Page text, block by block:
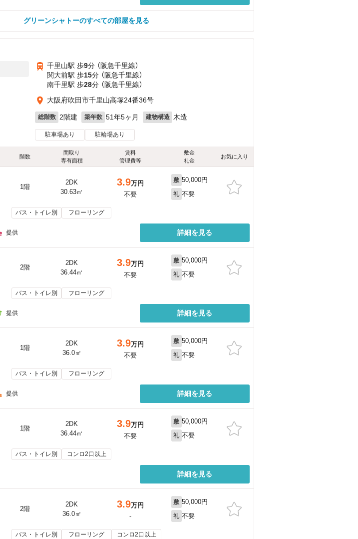
グリーンシャトーのすべての部屋を見る
千里山駅 歩9分 （阪急千里線）
関大前駅 歩15分 （阪急千里線）
南千里駅 歩28分 （阪急千里線）
大阪府吹田市千里山高塚24番36号
総階数 2階建 築年数 51年5ヶ月 建物構造 木造
駐車場あり 駐輪場あり
階数
間取り
専有面積
賃料
管理費等
敷金
礼金
お気に入り
1階
2DK
30.63㎡
3.9万円
不要
敷 50,000円
礼 不要
バス・トイレ別 フローリング
提供 詳細を見る
2階
2DK
36.44㎡
3.9万円
不要
敷 50,000円
礼 不要
バス・トイレ別 フローリング
提供 詳細を見る
1階
2DK
36.0㎡
3.9万円
不要
敷 50,000円
礼 不要
バス・トイレ別 フローリング
提供 詳細を見る
1階
2DK
36.44㎡
3.9万円
不要
敷 50,000円
礼 不要
バス・トイレ別 コンロ2口以上
詳細を見る
2階
2DK
36.0㎡
3.9万円
-
敷 50,000円
礼 不要
バス・トイレ別 フローリング コンロ2口以上